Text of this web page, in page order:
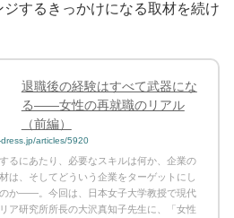
するきっかけになる取材を続け
退職後の経験はすべて武器にな
る――女性の再就職のリアル
（前編）
articles/5920
るにあたり、必要なスキルは何か、企業の
は、そしてどういう企業をターゲットにし
か――。今回は、日本女子大学教授で現代
ア研究所所長の大沢真知子先生に、「女性